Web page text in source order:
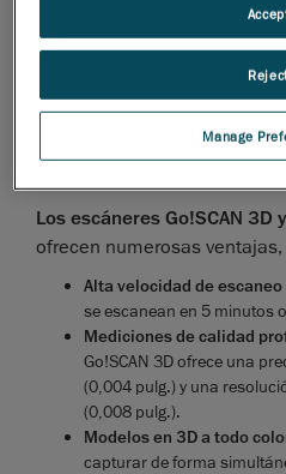
cualquier objeto en 3D,
para impresión. Gracias a
pasos de tratamiento
preparar los archivos para
Los escáneres Go!SCAN 3D
ofrecen numerosas
Alta velocidad de escaneo
se escanean en 5 minutos
Mediciones de calidad
Go!SCAN 3D ofrece una
(0,004 pulg.) y una
(0,008 pulg.).
Modelos en 3D a todo
capturar de forma
Manage